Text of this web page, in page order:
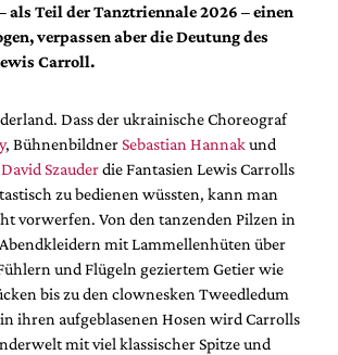
als Teil der Tanztriennale 2026 – einen
verpassen aber die Deutung des
Carroll.
Dass der ukrainische Choreograf
, BühnenbildnerSebastian Hannakund
David Szauderdie Fantasien Lewis Carrolls
zu bedienen wüssten, kann man
vorwerfen. Von den tanzenden Pilzen in
mit Lammellenhüten über
und Flügeln geziertem Getier wie
bis zu den clownesken Tweedledum
ihren aufgeblasenen Hosen wird Carrolls
mit viel klassischer Spitze und